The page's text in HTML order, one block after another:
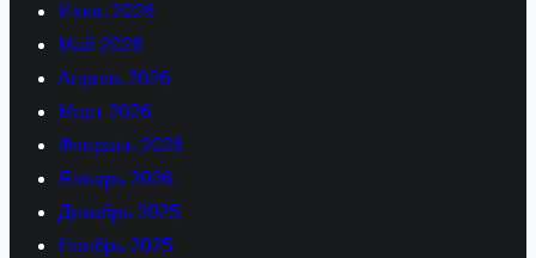
Июнь 2026
Май 2026
Апрель 2026
Март 2026
Февраль 2026
Январь 2026
Декабрь 2025
Ноябрь 2025